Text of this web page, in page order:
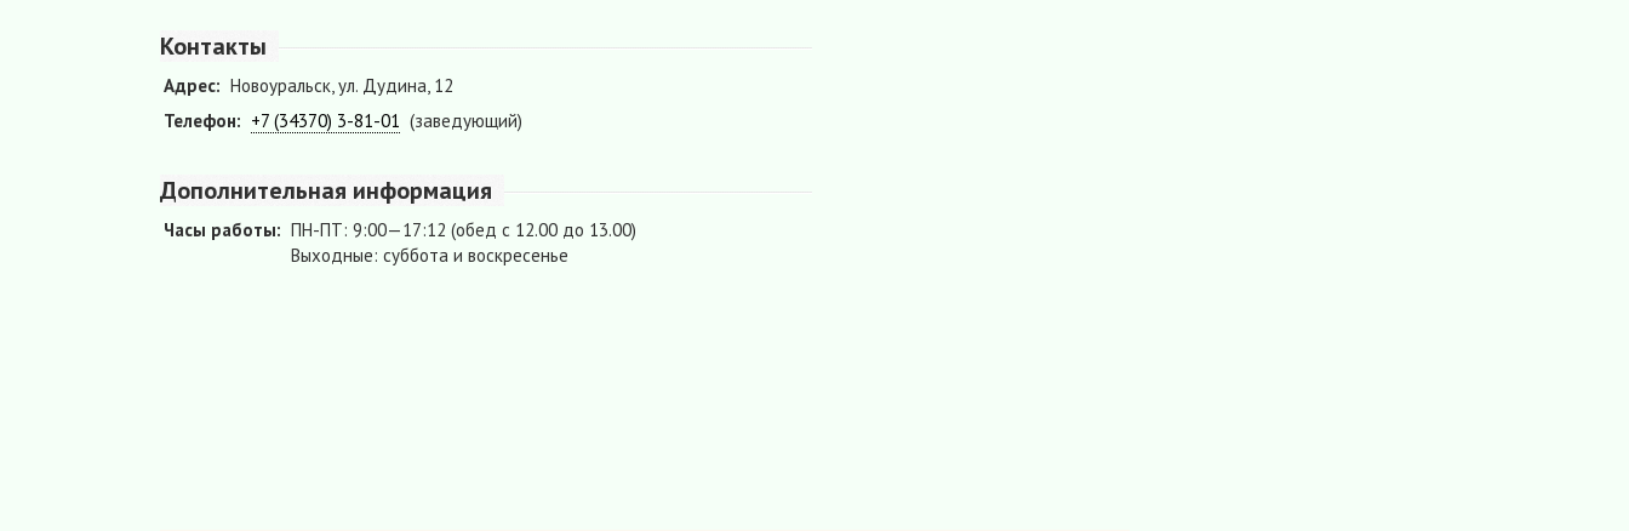
Контакты
Адрес: Новоуральск, ул. Дудина, 12
Телефон: +7 (34370) 3-81-01 (заведующий)
Дополнительная информация
Часы работы: ПН-ПТ: 9:00—17:12 (обед с 12.00 до 13.00)
Выходные: суббота и воскресенье